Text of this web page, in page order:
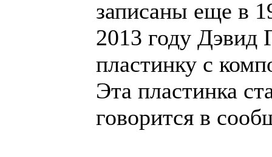
записаны еще в
2013 году
пластинку с
Эта пластинка
говорится в